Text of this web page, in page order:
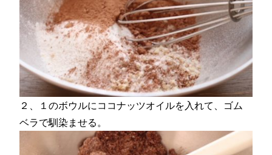
２、１のボウルにココナッツオイルを入れて、ゴム
ベラで馴染ませる。